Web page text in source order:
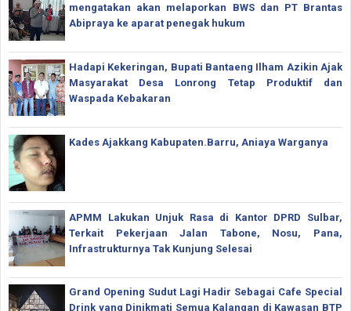
mengatakan akan melaporkan BWS dan PT Brantas
Abipraya ke aparat penegak hukum
Hadapi Kekeringan, Bupati Bantaeng Ilham Azikin Ajak
Masyarakat Desa Lonrong Tetap Produktif dan
Waspada Kebakaran
Kades Ajakkang Kabupaten.Barru, Aniaya Warganya
APMM Lakukan Unjuk Rasa di Kantor DPRD Sulbar,
Terkait Pekerjaan Jalan Tabone, Nosu, Pana,
Infrastrukturnya Tak Kunjung Selesai
Grand Opening Sudut Lagi Hadir Sebagai Cafe Special
Drink yang Dinikmati Semua Kalangan di Kawasan BTP